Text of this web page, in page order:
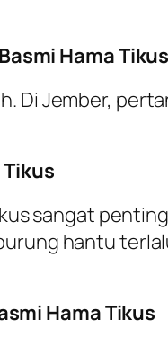
Hama Tikus
Di Jember,
sangat
hantu
Hama Tikus